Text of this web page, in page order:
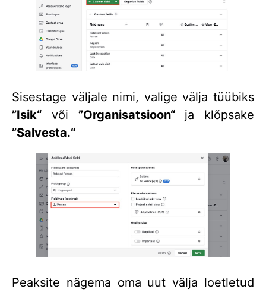
Sisestage väljale nimi, valige välja tüübiks
”Isik“ või ”Organisatsioon“ ja klõpsake
”Salvesta.“
Peaksite nägema oma uut välja loetletud